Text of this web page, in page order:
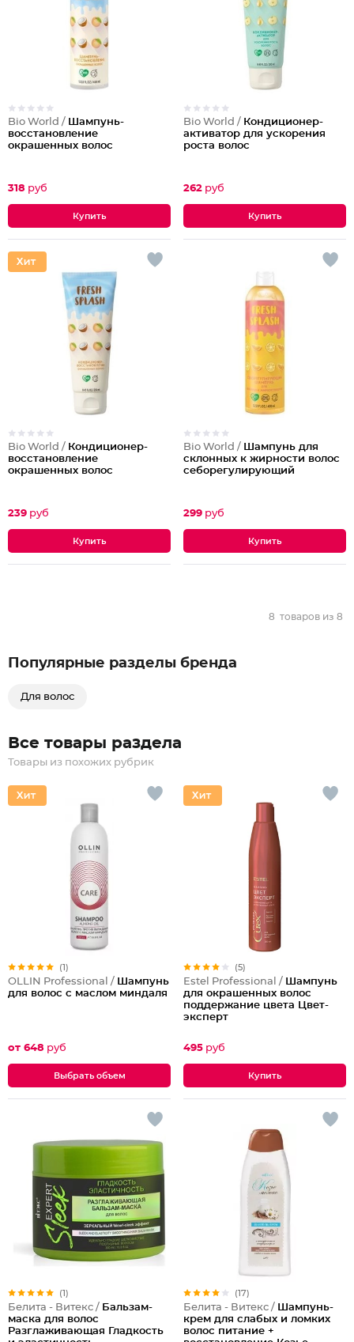
Bio World / Шампунь-
восстановление
окрашенных волос
318 руб
Bio World / Кондиционер-
активатор для ускорения
роста волос
262 руб
Bio World / Кондиционер-
восстановление
окрашенных волос
239 руб
Bio World / Шампунь для
склонных к жирности волос
себорегулирующий
299 руб
8 товаров из 8
Популярные разделы бренда
Для волос
Все товары раздела
Товары из похожих рубрик
(1)
OLLIN Professional / Шампунь
для волос с маслом миндаля
от 648 руб
Выбрать объем
(5)
Estel Professional / Шампунь
для окрашенных волос
поддержание цвета Цвет-
эксперт
495 руб
(1)
Белита - Витекс / Бальзам-
маска для волос
Разглаживающая Гладкость
(17)
Белита - Витекс / Шампунь-
крем для слабых и ломких
волос питание +